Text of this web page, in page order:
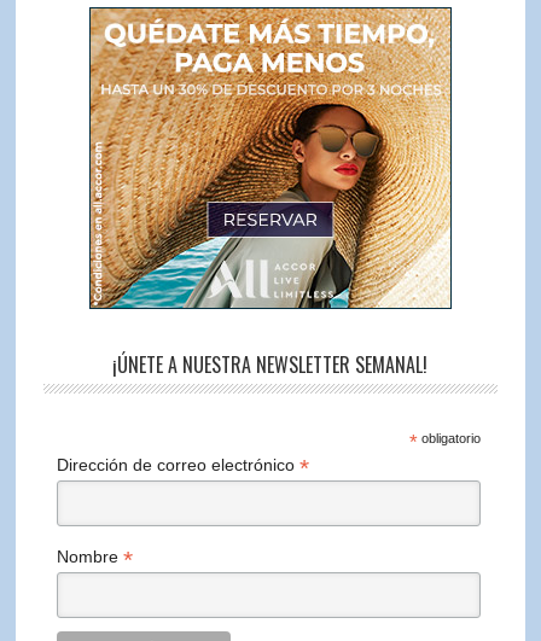
¡ÚNETE A NUESTRA NEWSLETTER SEMANAL!
*obligatorio
Dirección de correo electrónico*
Nombre*